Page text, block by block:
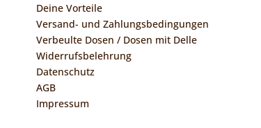
Deine Vorteile
Versand- und Zahlungsbedingungen
Verbeulte Dosen / Dosen mit Delle
Widerrufsbelehrung
Datenschutz
AGB
Impressum